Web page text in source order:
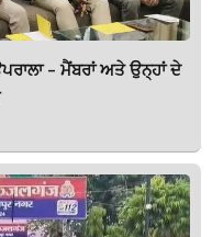
– ਮੈਂਬਰਾਂ ਅਤੇ ਉਨ੍ਹਾਂ ਦੇ